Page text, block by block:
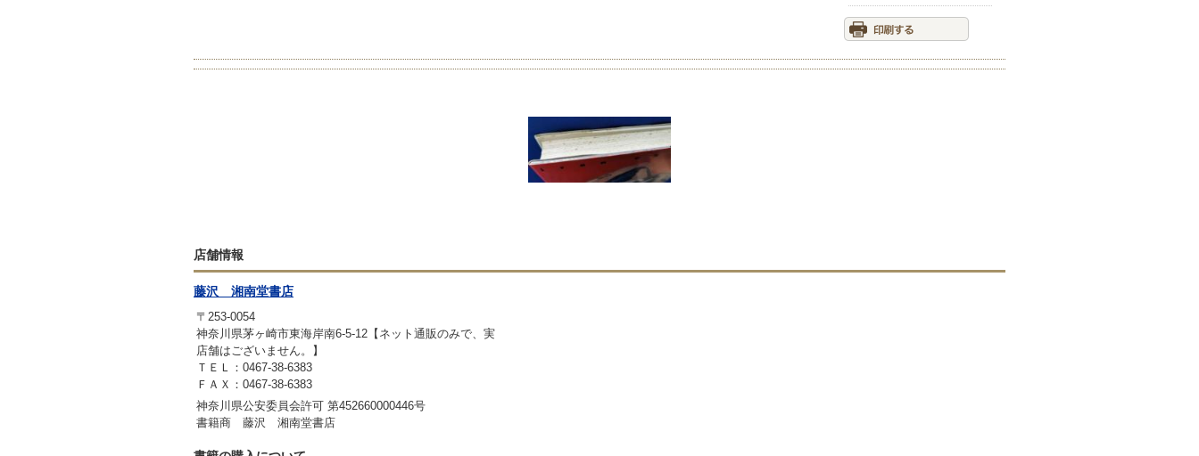
店舗情報
藤沢 湘南堂書店
〒253-0054
神奈川県茅ヶ崎市東海岸南6-5-12【ネット通販のみで、実
店舗はございません。】
ＴＥＬ：0467-38-6383
ＦＡＸ：0467-38-6383
神奈川県公安委員会許可 第452660000446号
書籍商 藤沢 湘南堂書店